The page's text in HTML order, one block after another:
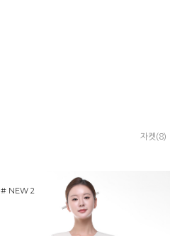
자켓(8)
# NEW 2